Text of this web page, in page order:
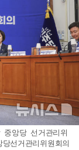
앙당 선거관리위
선거관리위원회의